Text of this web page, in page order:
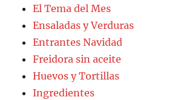
El Tema del Mes
Ensaladas y Verduras
Entrantes Navidad
Freidora sin aceite
Huevos y Tortillas
Ingredientes